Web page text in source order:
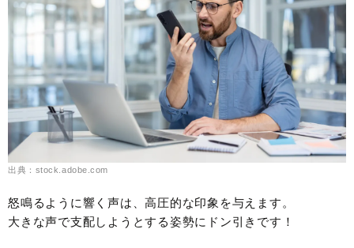
出典：stock.adobe.com
怒鳴るように響く声は、高圧的な印象を与えます。
大きな声で支配しようとする姿勢にドン引きです！